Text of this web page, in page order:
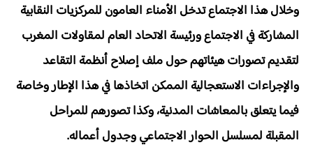
وخلال هذا الاجتماع تدخل الأمناء العامون للمركزيات النقابية
المشاركة في الاجتماع ورئيسة الاتحاد العام لمقاولات المغرب
لتقديم تصورات هيئاتهم حول ملف إصلاح أنظمة التقاعد
والإجراءات الاستعجالية الممكن اتخاذها في هذا الإطار وخاصة
فيما يتعلق بالمعاشات المدنية، وكذا تصورهم للمراحل
المقبلة لمسلسل الحوار الاجتماعي وجدول أعماله.